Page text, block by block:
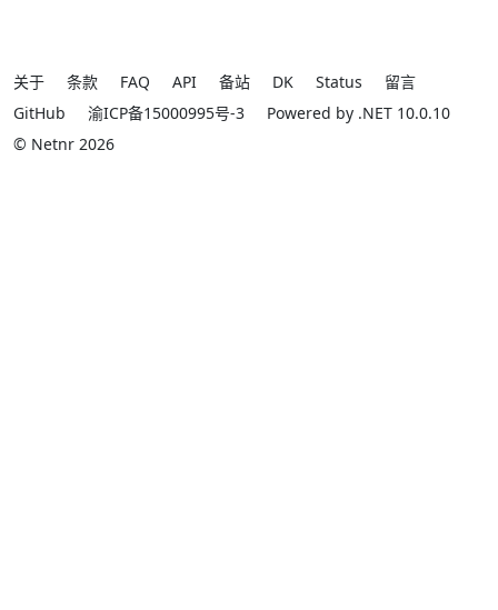
关于 条款 FAQ API 备站 DK Status
留言
GitHub
渝ICP备15000995号-3
Powered by .NET 10.0.10
© Netnr 2026